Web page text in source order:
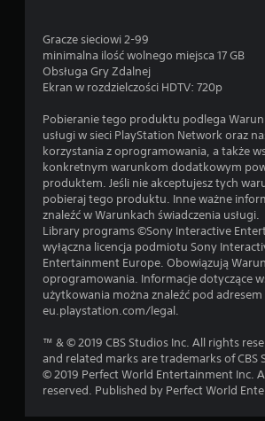
Gracze sieciowi 2-99
minimalna ilość wolnego miejsca 17 GB
Obsługa Gry Zdalnej
Ekran w rozdzielczości HDTV: 720p
Pobieranie tego produktu podlega
usługi w sieci PlayStation Network oraz
korzystania z oprogramowania, a także
konkretnym warunkom dodatkowym
produktem. Jeśli nie akceptujesz tych
pobieraj tego produktu. Inne ważne
znaleźć w Warunkach świadczenia usługi.
Library programs ©Sony Interactive
wyłączna licencja podmiotu Sony
Entertainment Europe. Obowiązują
oprogramowania. Informacje dotyczące
użytkowania można znaleźć pod adresem
eu.playstation.com/legal.
™ & © 2019 CBS Studios Inc. All rights
and related marks are trademarks of CBS
© 2019 Perfect World Entertainment Inc.
reserved. Published by Perfect World